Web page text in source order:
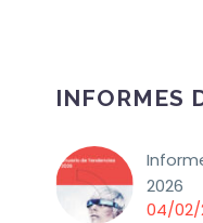
INFORMES
2026
04/02/